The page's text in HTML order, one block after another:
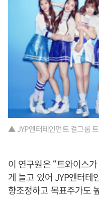
▲ JYP엔터테인먼트 걸그룹
이 연구원은 “트와이스
게 늘고 있어 JYP엔터테
향조정하고 목표주가도